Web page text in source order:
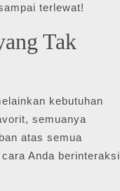
terlewat!
Tak
kebutuhan
semuanya
atas semua
Anda berinteraksi